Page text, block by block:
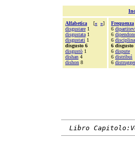
Alfabetica [« »]
disgustare 1
disgustata 1
disgustati 1
disgusto 6
disgustò 1
dishan 4
dishon 8
Frequenza
6 dipartitevi
6
6 disciplina
6 disgusto
6 dispute
6 distribuì
6
Libro